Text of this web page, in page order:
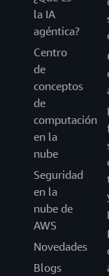
la IA
agéntica?
Centro
de
conceptos
de
computación
en la
nube
Seguridad
en la
nube de
AWS
Novedades
Blogs